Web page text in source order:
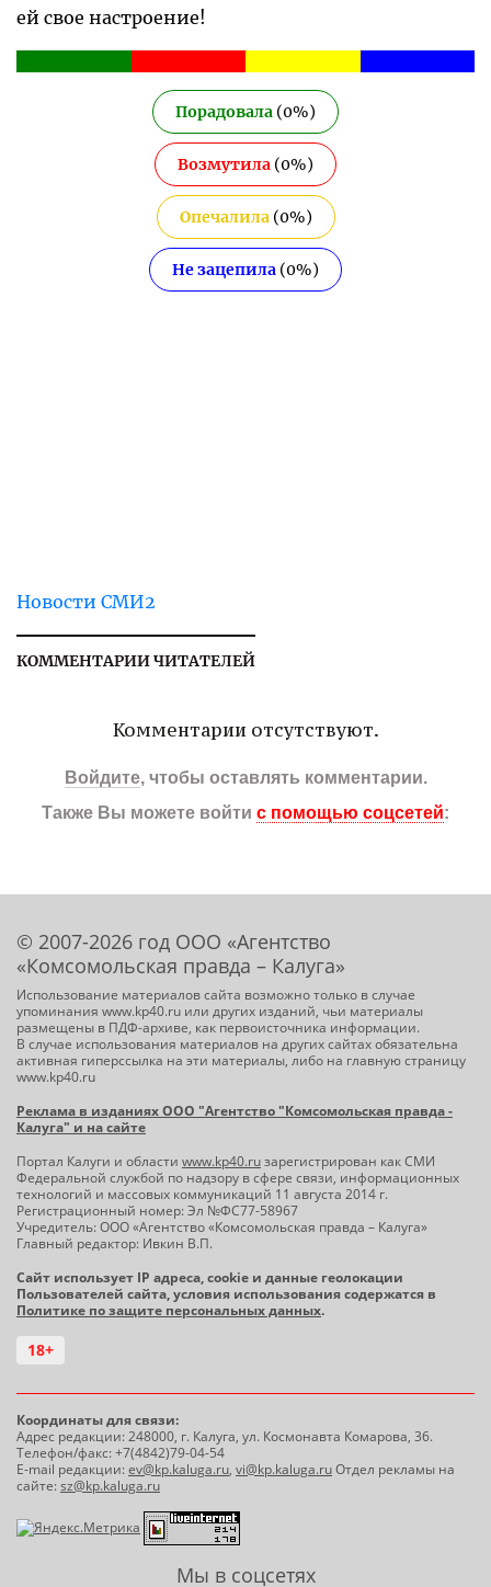
ей свое настроение!
Порадовала (0%)
Возмутила (0%)
Опечалила(0%)
Не зацепила (0%)
Новости СМИ2
КОММЕНТАРИИ ЧИТАТЕЛЕЙ
Комментарии отсутствуют.
Войдите, чтобы оставлять комментарии.
Также Вы можете войти с помощью соцсетей:
© 2007-2026 год ООО «Агентство
«Комсомольская правда – Калуга»
Использование материалов сайта возможно только в случае
упоминания www.kp40.ru или других изданий, чьи материалы
размещены в ПДФ-архиве, как первоисточника информации.
В случае использования материалов на других сайтах обязательна
активная гиперссылка на эти материалы, либо на главную страницу
www.kp40.ru
Реклама в изданиях ООО "Агентство "Комсомольская правда -
Калуга" и на сайте
Портал Калуги и области www.kp40.ruзарегистрирован как СМИ
Федеральной службой по надзору в сфере связи, информационных
технологий и массовых коммуникаций 11 августа 2014 г.
Регистрационный номер: Эл №ФС77-58967
Учредитель: ООО «Агентство «Комсомольская правда – Калуга»
Главный редактор: Ивкин В.П.
Сайт использует IP адреса, cookie и данные геолокации
Пользователей сайта, условия использования содержатся в
Политике по защите персональных данных.
18+
Координаты для связи:
Адрес редакции: 248000, г. Калуга, ул. Космонавта Комарова, 36.
Телефон/факс: +7(4842)79-04-54
E-mail редакции:ev@kp.kaluga.ru, vi@kp.kaluga.ruОтдел рекламы на
сайте:sz@kp.kaluga.ru
Мы в соцсетях